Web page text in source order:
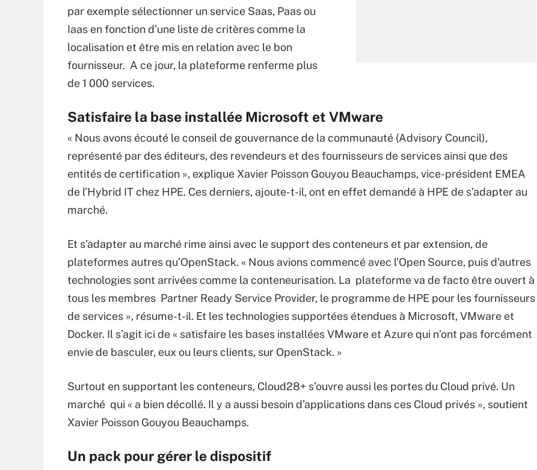
par exemple sélectionner un service Saas, Paas ou
Iaas en fonction d’une liste de critères comme la
localisation et être mis en relation avec le bon
fournisseur. A ce jour, la plateforme renferme plus
de 1 000 services.
Satisfaire la base installée Microsoft et VMware
« Nous avons écouté le conseil de gouvernance de la communauté (Advisory Council),
représenté par des éditeurs, des revendeurs et des fournisseurs de services ainsi que des
entités de certification », explique Xavier Poisson Gouyou Beauchamps, vice-président EMEA
de l’Hybrid IT chez HPE. Ces derniers, ajoute-t-il, ont en effet demandé à HPE de s’adapter au
marché.
Et s’adapter au marché rime ainsi avec le support des conteneurs et par extension, de
plateformes autres qu’OpenStack. « Nous avions commencé avec l’Open Source, puis d’autres
technologies sont arrivées comme la conteneurisation. La plateforme va de facto être ouvert à
tous les membres Partner Ready Service Provider, le programme de HPE pour les fournisseurs
de services », résume-t-il. Et les technologies supportées étendues à Microsoft, VMware et
Docker. Il s’agit ici de « satisfaire les bases installées VMware et Azure qui n’ont pas forcément
envie de basculer, eux ou leurs clients, sur OpenStack. »
Surtout en supportant les conteneurs, Cloud28+ s’ouvre aussi les portes du Cloud privé. Un
marché qui « a bien décollé. Il y a aussi besoin d’applications dans ces Cloud privés », soutient
Xavier Poisson Gouyou Beauchamps.
Un pack pour gérer le dispositif